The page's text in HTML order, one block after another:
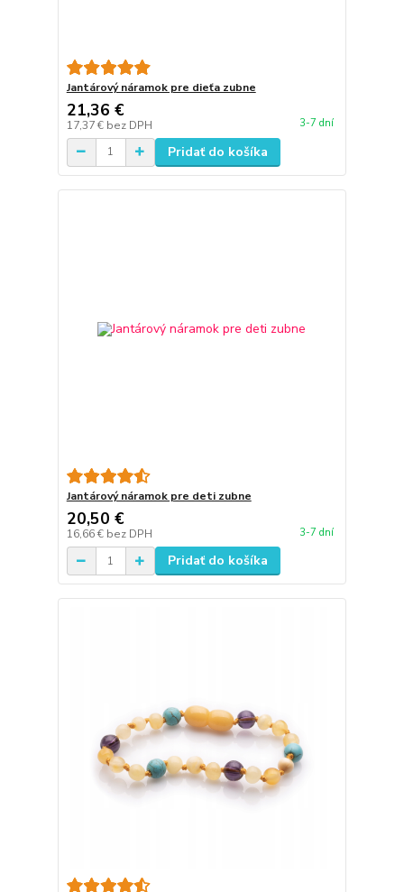
Jantárový náramok pre dieťa zubne
21,36 €
17,37 € bez DPH 3-7 dní
Pridať do košíka
Jantárový náramok pre deti zubne
20,50 €
16,66 € bez DPH 3-7 dní
Pridať do košíka